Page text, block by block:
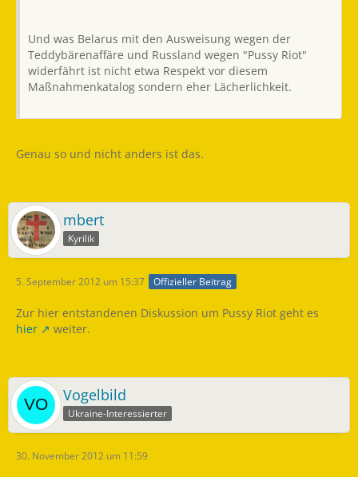
Und was Belarus mit den Ausweisung wegen der
Teddybärenaffäre und Russland wegen "Pussy Riot"
widerfährt ist nicht etwa Respekt vor diesem
Maßnahmenkatalog sondern eher Lächerlichkeit.
Genau so und nicht anders ist das.
mbert
Kyrilik
5. September 2012 um 15:37 Offizieller Beitrag
Zur hier entstandenen Diskussion um Pussy Riot geht es
hier
weiter.
Vogelbild
Ukraine-Interessierter
30. November 2012 um 11:59